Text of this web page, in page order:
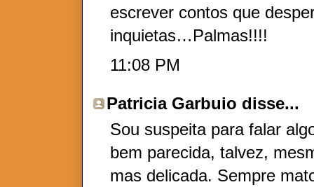
escrever contos que
inquietas…Palmas!!!!
11:08 PM
Patricia Garbuio disse...
Sou suspeita para falar
bem parecida, talvez,
mas delicada. Sempre